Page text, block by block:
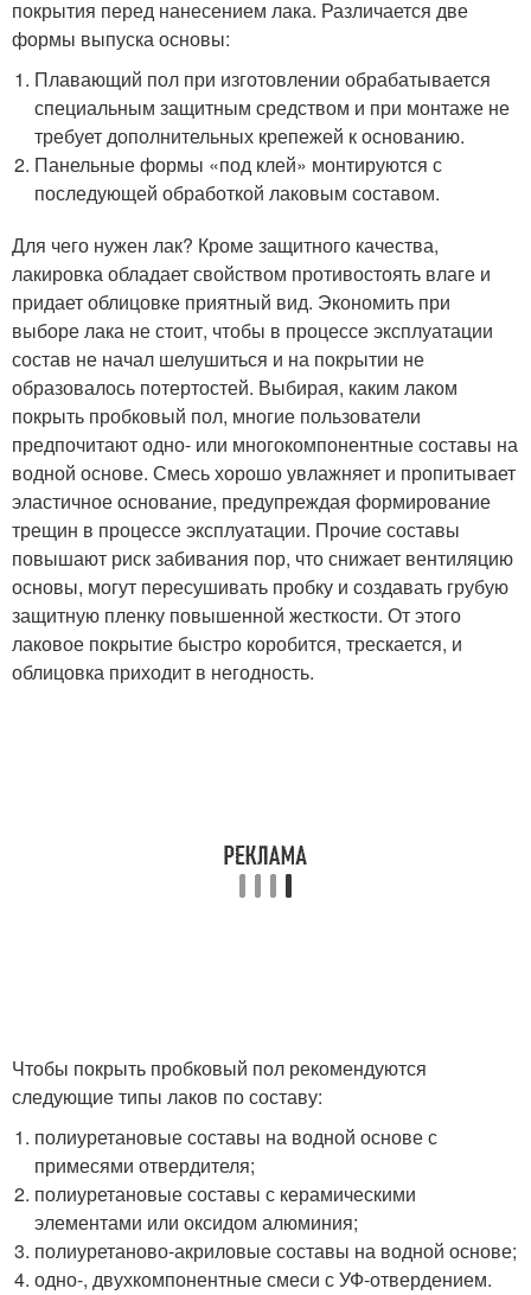
покрытия перед нанесением лака. Различается две
формы выпуска основы:
Плавающий пол при изготовлении обрабатывается
специальным защитным средством и при монтаже не
требует дополнительных крепежей к основанию.
Панельные формы «под клей» монтируются с
последующей обработкой лаковым составом.
Для чего нужен лак? Кроме защитного качества,
лакировка обладает свойством противостоять влаге и
придает облицовке приятный вид. Экономить при
выборе лака не стоит, чтобы в процессе эксплуатации
состав не начал шелушиться и на покрытии не
образовалось потертостей. Выбирая, каким лаком
покрыть пробковый пол, многие пользователи
предпочитают одно- или многокомпонентные составы на
водной основе. Смесь хорошо увлажняет и пропитывает
эластичное основание, предупреждая формирование
трещин в процессе эксплуатации. Прочие составы
повышают риск забивания пор, что снижает вентиляцию
основы, могут пересушивать пробку и создавать грубую
защитную пленку повышенной жесткости. От этого
лаковое покрытие быстро коробится, трескается, и
облицовка приходит в негодность.
Чтобы покрыть пробковый пол рекомендуются
следующие типы лаков по составу:
полиуретановые составы на водной основе с
примесями отвердителя;
полиуретановые составы с керамическими
элементами или оксидом алюминия;
полиуретаново-акриловые составы на водной основе;
одно-, двухкомпонентные смеси с УФ-отвердением.